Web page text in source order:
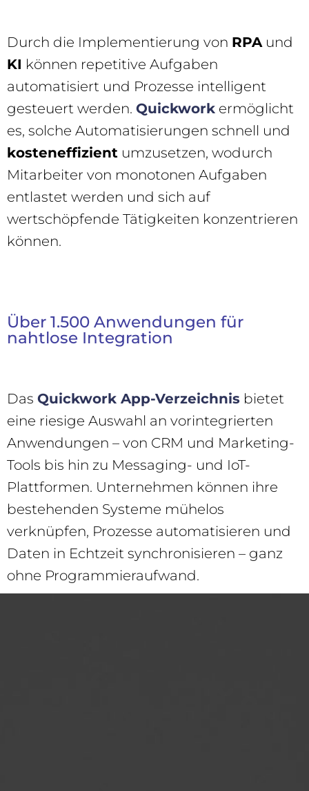
Durch die Implementierung von RPAund
KI können repetitive Aufgaben
automatisiert und Prozesse intelligent
gesteuert werden. Quickwork ermöglicht
es, solche Automatisierungen schnell und
kosteneffizient umzusetzen, wodurch
Mitarbeiter von monotonen Aufgaben
entlastet werden und sich auf
wertschöpfende Tätigkeiten konzentrieren
können.
Über 1.500 Anwendungen für
nahtlose Integration
Das Quickwork App-Verzeichnis bietet
eine riesige Auswahl an vorintegrierten
Anwendungen – von CRM und Marketing-
Tools bis hin zu Messaging- und IoT-
Plattformen. Unternehmen können ihre
bestehenden Systeme mühelos
verknüpfen, Prozesse automatisieren und
Daten in Echtzeit synchronisieren – ganz
ohne Programmieraufwand.